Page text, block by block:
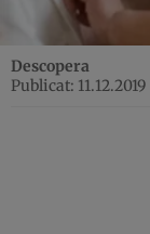
Descopera
Publicat: 11.12.2019